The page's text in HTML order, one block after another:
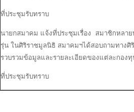
ที่ประชุมรับทราบ
นายกสมาคม แจ้งที่ประชุมเรื่อง สมาชิกหลา
รุ่น ในศิริราชมูลนิธิ สมาคมฯได้สอบถามทาง
รวบรวมข้อมูลและรายละเอียดของแต่ละกอง
ที่ประชุมรับทราบ